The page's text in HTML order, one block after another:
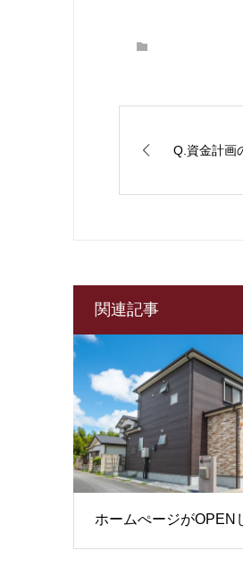
Q.資金計画
関連記事
ホームぺージがOPEN